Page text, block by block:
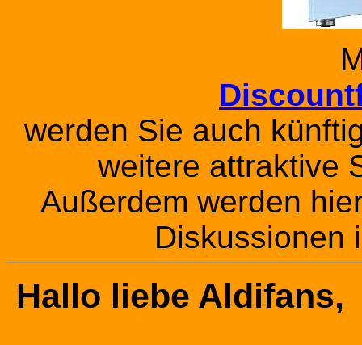
werden Sie auch
weitere attraktive
Außerdem werden
Diskussionen
Hallo liebe Aldifans,